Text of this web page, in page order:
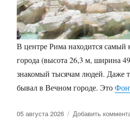
В центре Рима находится
города (высота 26,3 м, ширина
знакомый тысячам людей. Даже
бывал в Вечном городе. Это
Опубликовано
05 августа 2026 Добавить